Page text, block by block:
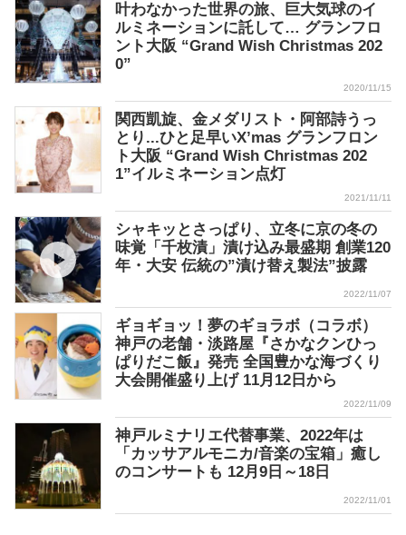
叶わなかった世界の旅、巨大気球のイ
ルミネーションに託して… グランフロ
ント大阪 “Grand Wish Christmas 202
0”
2020/11/15
関西凱旋、金メダリスト・阿部詩うっ
とり...ひと足早いX’mas グランフロン
ト大阪 “Grand Wish Christmas 202
1”イルミネーション点灯
2021/11/11
シャキッとさっぱり、立冬に京の冬の
味覚「千枚漬」漬け込み最盛期 創業120
年・大安 伝統の”漬け替え製法”披露
2022/11/07
ギョギョッ！夢のギョラボ（コラボ）
神戸の老舗・淡路屋『さかなクンひっ
ぱりだこ飯』発売 全国豊かな海づくり
大会開催盛り上げ 11月12日から
2022/11/09
神戸ルミナリエ代替事業、2022年は
「カッサアルモニカ/音楽の宝箱」癒し
のコンサートも 12月9日～18日
2022/11/01